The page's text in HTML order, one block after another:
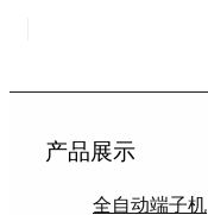
产品展示
全自动端子机